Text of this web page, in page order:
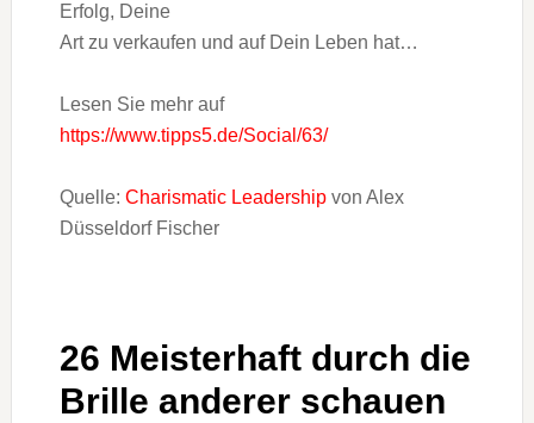
Erfolg, Deine
Art zu verkaufen und auf Dein Leben hat…
Lesen Sie mehr auf
https://www.tipps5.de/Social/63/
Quelle: Charismatic Leadershipvon Alex
Düsseldorf Fischer
26 Meisterhaft durch die
Brille anderer schauen